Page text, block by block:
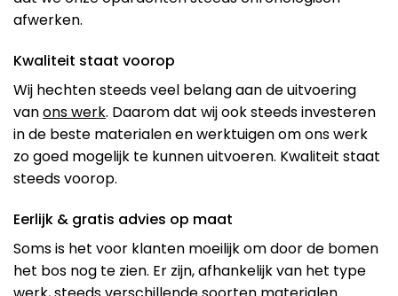
afwerken.
Kwaliteit staat voorop
Wij hechten steeds veel belang aan de uitvoering
vanons werk. Daarom dat wij ook steeds investeren
in de beste materialen en werktuigen om ons werk
zo goed mogelijk te kunnen uitvoeren. Kwaliteit staat
steeds voorop.
Eerlijk & gratis advies op maat
Soms is het voor klanten moeilijk om door de bomen
het bos nog te zien. Er zijn, afhankelijk van het type